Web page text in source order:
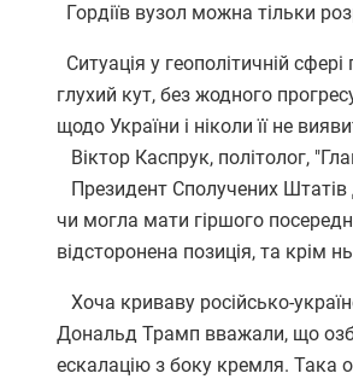
Гордіїв вузол можна тільки
Ситуація у геополітичній
глухий кут, без жодного
щодо України і ніколи її не
Віктор Каспрук, політолог,
Президент Сполучених Штатів
чи могла мати гіршого
відсторонена позиція, та крім
Хоча криваву російсько-
Дональд Трамп вважали, що
ескалацію з боку кремля. Така